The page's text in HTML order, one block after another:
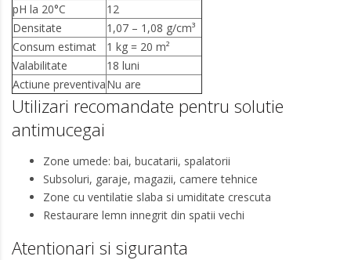
pH la 20°C
12
Densitate
1,07 – 1,08 g/cm³
Consum estimat
1 kg = 20 m²
Valabilitate
18 luni
Actiune preventivaNu are
Utilizari recomandate pentru solutie
antimucegai
Zone umede: bai, bucatarii, spalatorii
Subsoluri, garaje, magazii, camere tehnice
Zone cu ventilatie slaba si umiditate crescuta
Restaurare lemn innegrit din spatii vechi
Atentionari si siguranta